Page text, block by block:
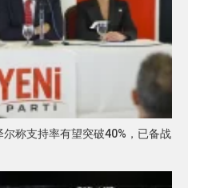
称支持率有望突破40%，已备战